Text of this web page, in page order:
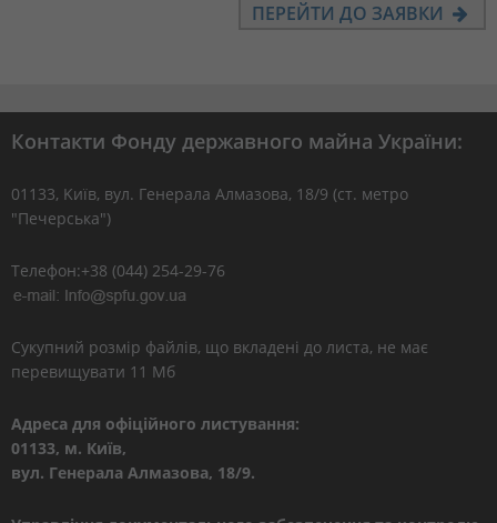
ПЕРЕЙТИ ДО ЗАЯВКИ
Контакти Фонду державного майна України:
01133, Kиїв, вул. Генерала Алмазова, 18/9 (ст. метро
"Печерська")
Телефон:+38 (044) 254-29-76
Сукупний розмір файлів, що вкладені до листа, не має
перевищувати 11 Мб
Адреса для офіційного листування:
01133, м. Київ,
вул. Генерала Алмазова, 18/9.